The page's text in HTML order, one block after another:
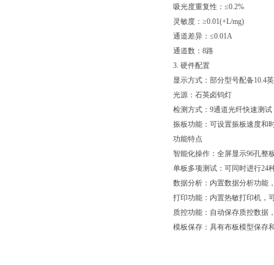
吸光度重复性：≤0.2%
灵敏度：≥0.01(+L/mg)
通道差异：≤0.01A
通道数：8路
3. 硬件配置
显示方式：部分型号配备10.4
光源：石英卤钨灯
检测方式：9通道光纤快速测
振板功能：可设置振板速度和
功能特点
智能化操作：全屏显示96孔整
单板多项测试：可同时进行24
数据分析：内置数据分析功能
打印功能：内置热敏打印机，
质控功能：自动保存质控数据
模板保存：具有布板模型保存